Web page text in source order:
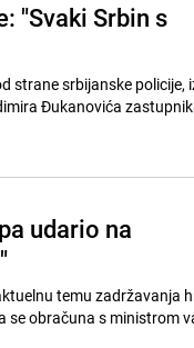
"Svaki Srbin s
strane srbijanske policije,
Đukanovića
udario na
temu zadržavanja
se obračuna s ministrom